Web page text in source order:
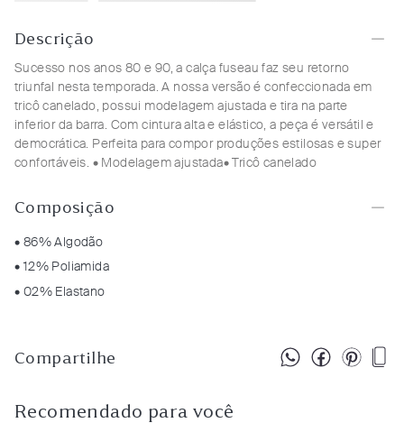
Descrição
Sucesso nos anos 80 e 90, a calça fuseau faz seu retorno
triunfal nesta temporada. A nossa versão é confeccionada em
tricô canelado, possui modelagem ajustada e tira na parte
inferior da barra. Com cintura alta e elástico, a peça é versátil e
democrática. Perfeita para compor produções estilosas e super
confortáveis. • Modelagem ajustada• Tricô canelado
Composição
• 86% Algodão
• 12% Poliamida
• 02% Elastano
Compartilhe
Recomendado para você